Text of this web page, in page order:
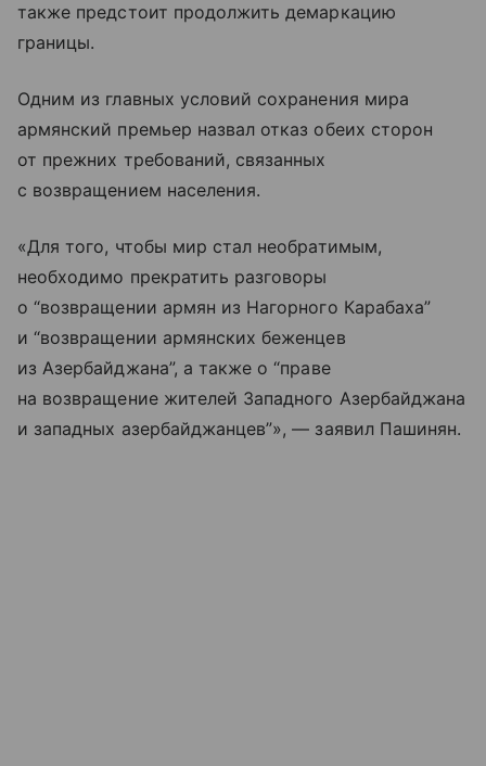
также предстоит продолжить демаркацию
границы.
Одним из главных условий сохранения мира
армянский премьер назвал отказ обеих сторон
от прежних требований, связанных
с возвращением населения.
«Для того, чтобы мир стал необратимым,
необходимо прекратить разговоры
о “возвращении армян из Нагорного Карабаха”
и “возвращении армянских беженцев
из Азербайджана”, а также о “праве
на возвращение жителей Западного Азербайджана
и западных азербайджанцев”», — заявил Пашинян.